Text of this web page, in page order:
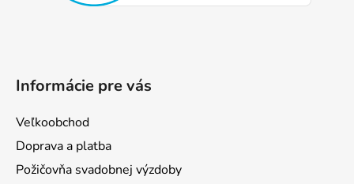
Informácie pre vás
Veľkoobchod
Doprava a platba
Požičovňa svadobnej výzdoby